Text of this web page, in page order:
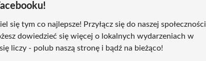
się tym co najlepsze! Przyłącz się do naszej społeczności
dowiedzieć się więcej o lokalnych wydarzeniach w
liczy - polub naszą stronę i bądź na bieżąco!